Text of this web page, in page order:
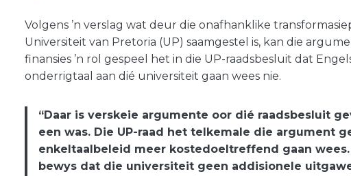
Volgens ’n verslag wat deur die onafhanklike
Universiteit van Pretoria (UP) saamgestel is, kan die
finansies ’n rol gespeel het in die UP-raadsbesluit dat
onderrigtaal aan dié universiteit gaan wees nie.
“Daar is verskeie argumente oor dié raadsbesluit
een was. Die UP-raad het telkemale die argument
enkeltaalbeleid meer kostedoeltreffend gaan wees.
bewys dat die universiteit geen addisionele